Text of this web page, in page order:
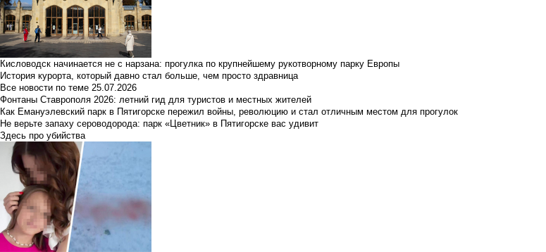
Кисловодск начинается не с нарзана: прогулка по крупнейшему рукотворному парку Европы
История курорта, который давно стал больше, чем просто здравница
Все новости по теме 25.07.2026
Фонтаны Ставрополя 2026: летний гид для туристов и местных жителей
Как Емануэлевский парк в Пятигорске пережил войны, революцию и стал отличным местом для прогулок
Не верьте запаху сероводорода: парк «Цветник» в Пятигорске вас удивит
Здесь про убийства